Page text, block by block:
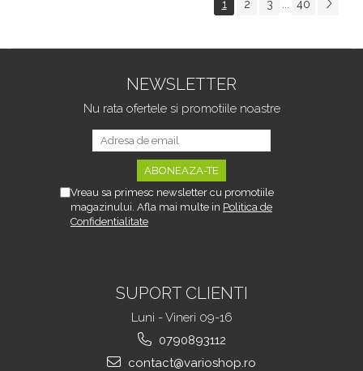
sau Portbagajului,
1 2 3 ... 40
NEWSLETTER
Nu rata ofertele si promotiile noastre
Vreau sa primesc newsletter cu promotiile
magazinului. Afla mai multe in Politica de
Confidentialitate
SUPORT CLIENTI
Luni - Vineri 09-16
0790893112
contact@varioshop.ro